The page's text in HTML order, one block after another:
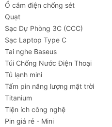
Ổ cắm điện chống sét
Quạt
Sạc Dự Phòng 3C (CCC)
Sạc Laptop Type C
Tai nghe Baseus
Túi Chống Nước Điện Thoại
Tủ lạnh mini
Tấm pin năng lượng mặt trời
Titanium
Tiện ích công nghệ
Pin giá rẻ - Mini